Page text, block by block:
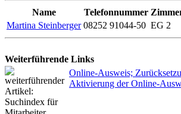
Name Telefonnummer
Martina Steinberger 08252 91044-50 EG 2
Weiterführende Links
Online-Ausweis;
Aktivierung der Online-